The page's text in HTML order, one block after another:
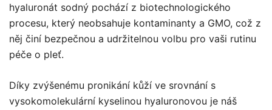
hyaluronát sodný pochází z biotechnologického
procesu, který neobsahuje kontaminanty a GMO, což z
něj činí bezpečnou a udržitelnou volbu pro vaši rutinu
péče o pleť.
Díky zvýšenému pronikání kůží ve srovnání s
vysokomolekulární kyselinou hyaluronovou je náš